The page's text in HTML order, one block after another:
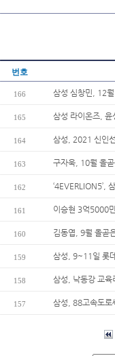
번호
166 삼성 심창민, 12
165 삼성 라이온즈, 윤
164 삼성, 2021 신인
163 구자욱, 10월 올
162 ‘4EVERLION5’,
161 이승현 3억5000
160 김동엽, 9월 올곧
159 삼성, 9~11일 롯
158 삼성, 낙동강 교육
157 삼성, 88고속도로